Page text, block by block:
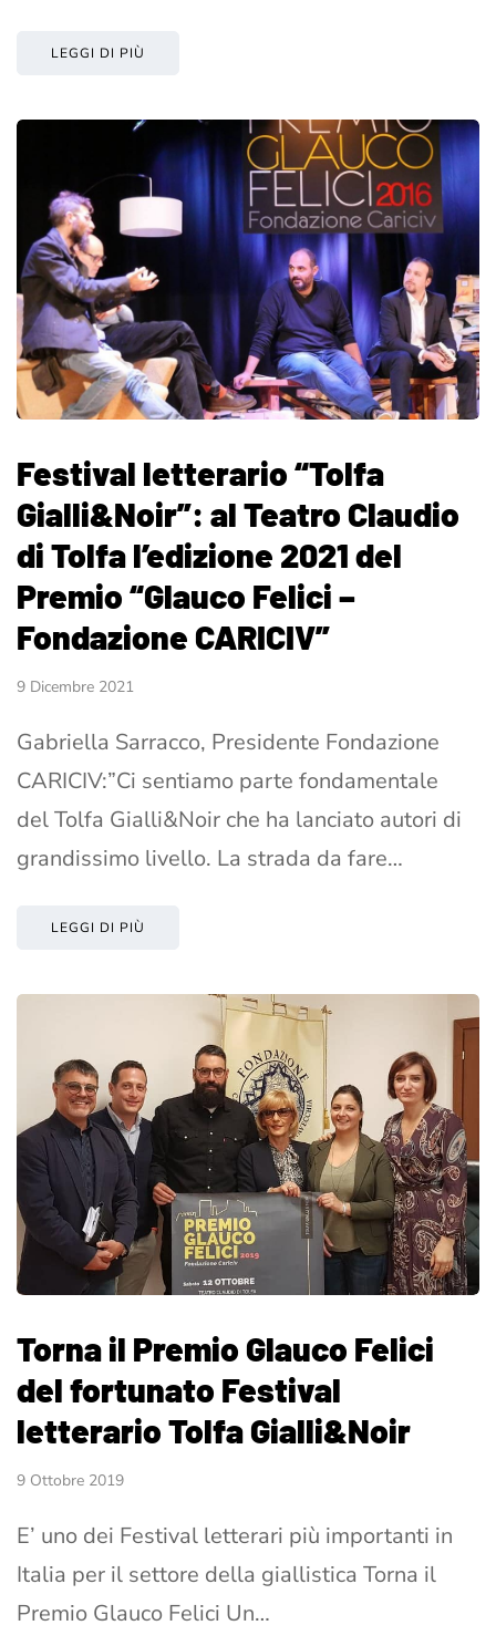
LEGGI DI PIÙ
Festival letterario “Tolfa
Gialli&Noir”: al Teatro Claudio
di Tolfa l’edizione 2021 del
Premio “Glauco Felici –
Fondazione CARICIV”
9 Dicembre 2021
Gabriella Sarracco, Presidente Fondazione
CARICIV:”Ci sentiamo parte fondamentale
del Tolfa Gialli&Noir che ha lanciato autori di
grandissimo livello. La strada da fare…
LEGGI DI PIÙ
Torna il Premio Glauco Felici
del fortunato Festival
letterario Tolfa Gialli&Noir
9 Ottobre 2019
E’ uno dei Festival letterari più importanti in
Italia per il settore della giallistica Torna il
Premio Glauco Felici Un…